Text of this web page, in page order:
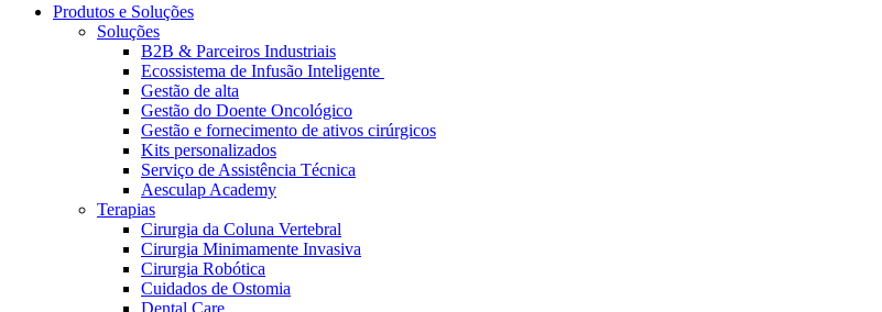
Contactos
Produtos e Soluções
Soluções
B2B & Parceiros Industriais
Ecossistema de Infusão Inteligente
Gestão de alta
Gestão do Doente Oncológico
Gestão e fornecimento de ativos cirúrgicos
Kits personalizados
Serviço de Assistência Técnica
Aesculap Academy
Terapias
Cirurgia da Coluna Vertebral
Cirurgia Minimamente Invasiva
Cirurgia Robótica
Cuidados de Ostomia
Dental Care